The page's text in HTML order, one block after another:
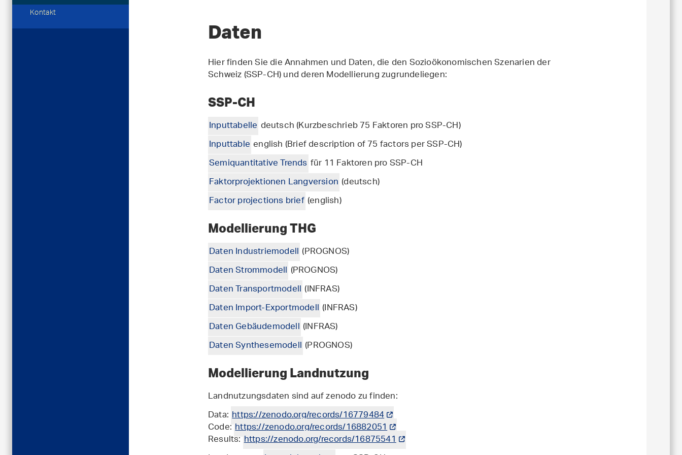
Kontakt
Daten
Hier finden Sie die Annahmen und Daten, die den Sozioökonomischen Szenarien der
Schweiz (SSP-CH) und deren Modellierung zugrundeliegen:
SSP-CH
Inputtabelle deutsch (Kurzbeschrieb 75 Faktoren pro SSP-CH)
Inputtableenglish (Brief description of 75 factors per SSP-CH)
Semiquantitative Trends für 11 Faktoren pro SSP-CH
Faktorprojektionen Langversion (deutsch)
Factor projections brief(english)
Modellierung THG
Daten Industriemodell (PROGNOS)
Daten Strommodell (PROGNOS)
Daten Transportmodell (INFRAS)
Daten Import-Exportmodell (INFRAS)
Daten Gebäudemodell (INFRAS)
Daten Synthesemodell (PROGNOS)
Modellierung Landnutzung
Landnutzungsdaten sind auf zenodo zu finden:
Data: https://zenodo.org/records/16779484
Code: https://zenodo.org/records/16882051
Results: https://zenodo.org/records/16875541